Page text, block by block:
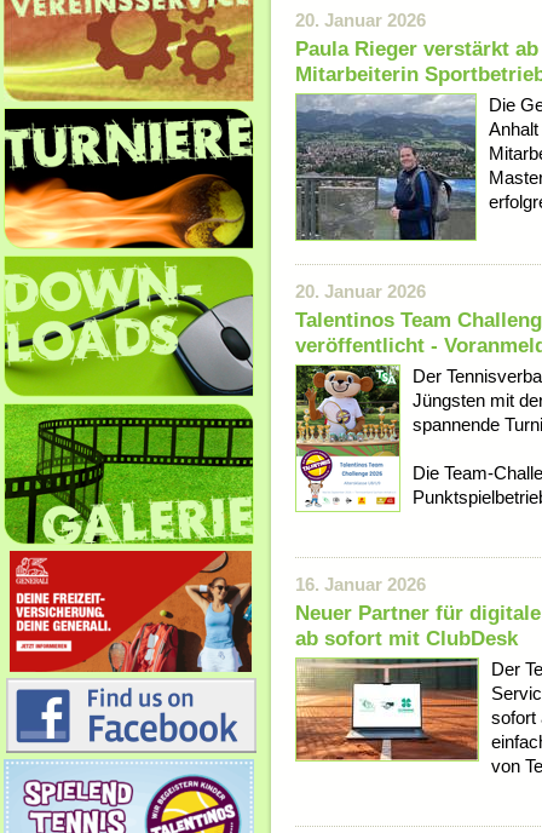
20. Januar 2026
Paula Rieger verstärkt
Mitarbeiterin
Die
20. Januar 2026
Talentinos Team
veröffentlicht -
Der
Jüngsten mit
spannende
Die Team-
16. Januar 2026
Neuer Partner für
ab sofort mit ClubDesk
Der
sofort
von